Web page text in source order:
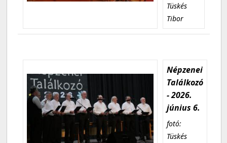
Tüskés
Tibor
Népzenei
Találkozó
- 2026.
június 6.
fotó:
Tüskés